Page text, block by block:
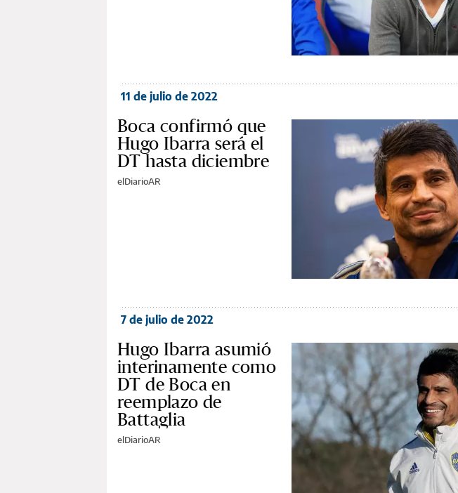
11 de julio de 2022
Boca confirmó que
Hugo Ibarra será el
DT hasta diciembre
elDiarioAR
7 de julio de 2022
Hugo Ibarra asumió
interinamente como
DT de Boca en
reemplazo de
Battaglia
elDiarioAR